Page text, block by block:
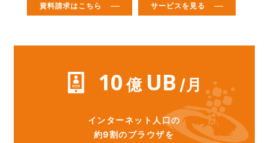
資料請求はこちら サービスを見る
10 億 UB /月
インターネット人口の
約9割のブラウザを